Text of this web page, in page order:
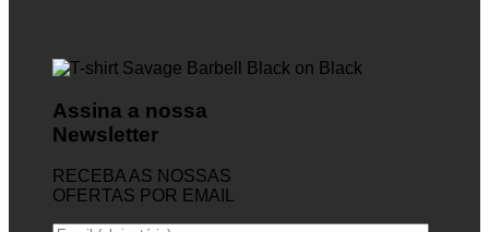
Assina a nossa
Newsletter
RECEBA AS NOSSAS
OFERTAS POR EMAIL